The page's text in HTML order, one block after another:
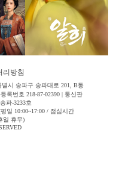
리방침
시 송파구 송파대로 201, B동
록번호 218-87-02390 | 통신판
파-3233호
평일 10:00~17:00 / 점심시간
일 휴무)